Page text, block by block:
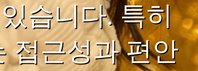
습니다. 특히
접근성과 편안